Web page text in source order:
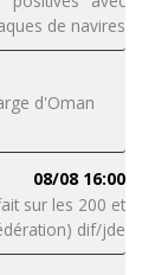
de navires
d'Oman
08/08 16:00
sur les 200 et
dif/jde